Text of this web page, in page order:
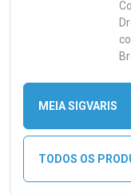
MEIA SIGVARIS
TODOS OS